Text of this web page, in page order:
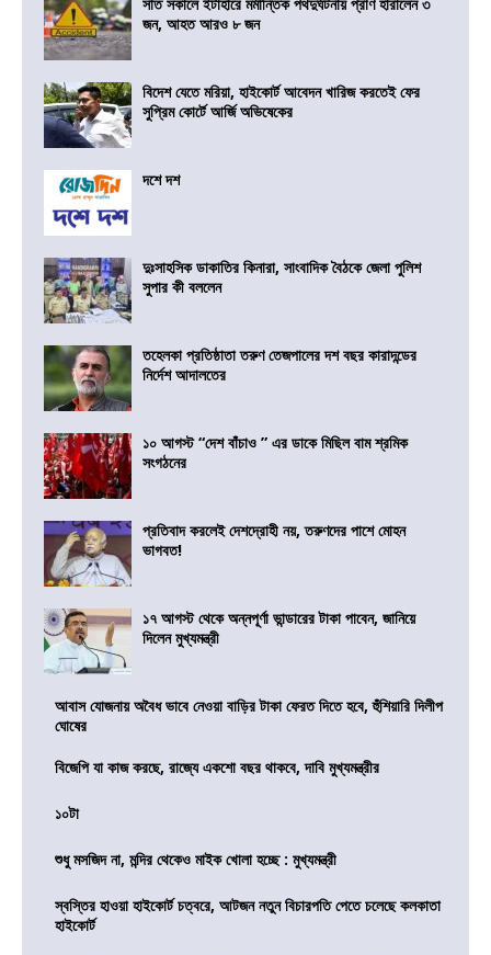
জন, আহত আরও ৮ জন
বিদেশ যেতে মরিয়া, হাইকোর্ট আবেদন খারিজ করতেই ফের
সুপ্রিম কোর্টে আর্জি অভিষেকের
দশে দশ
দুঃসাহসিক ডাকাতির কিনারা, সাংবাদিক বৈঠকে জেলা পুলিশ
সুপার কী বললেন
তহেলকা প্রতিষ্ঠাতা তরুণ তেজপালের দশ বছর কারাদন্ডের
নির্দেশ আদালতের
১০ আগস্ট “দেশ বাঁচাও ” এর ডাকে মিছিল বাম শ্রমিক
সংগঠনের
প্রতিবাদ করলেই দেশদ্রোহী নয়, তরুণদের পাশে মোহন
ভাগবত!
১৭ আগস্ট থেকে অন্নপূর্ণা ভান্ডারের টাকা পাবেন, জানিয়ে
দিলেন মুখ্যমন্ত্রী
আবাস যোজনায় অবৈধ ভাবে নেওয়া বাড়ির টাকা ফেরত দিতে হবে, হুঁশিয়ারি দিলীপ
ঘোষের
বিজেপি যা কাজ করছে, রাজ্যে একশো বছর থাকবে, দাবি মুখ্যমন্ত্রীর
১০টা
শুধু মসজিদ না, মন্দির থেকেও মাইক খোলা হচ্ছে : মুখ্যমন্ত্রী
স্বস্তির হাওয়া হাইকোর্ট চত্বরে, আটজন নতুন বিচারপতি পেতে চলেছে কলকাতা
হাইকোর্ট